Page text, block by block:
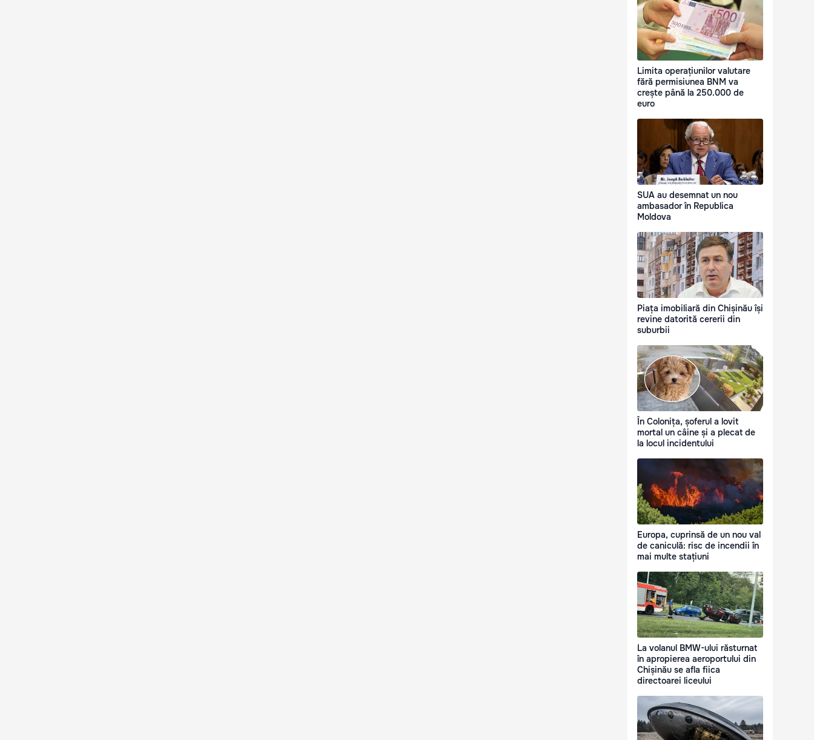
Limita operațiunilor valutare
fără permisiunea BNM va
crește până la 250.000 de
euro
SUA au desemnat un nou
ambasador în Republica
Moldova
Piața imobiliară din Chișinău își
revine datorită cererii din
suburbii
În Colonița, șoferul a lovit
mortal un câine și a plecat de
la locul incidentului
Europa, cuprinsă de un nou val
de caniculă: risc de incendii în
mai multe stațiuni
La volanul BMW-ului răsturnat
în apropierea aeroportului din
Chișinău se afla fiica
directoarei liceului